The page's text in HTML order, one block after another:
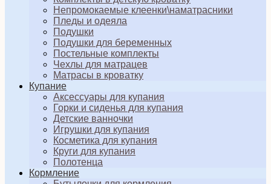
Непромокаемые клеенки\наматрасники
Пледы и одеяла
Подушки
Подушки для беременных
Постельные комплекты
Чехлы для матрацев
Матрасы в кроватку
Купание
Аксессуары для купания
Горки и сиденья для купания
Детские ванночки
Игрушки для купания
Косметика для купания
Круги для купания
Полотенца
Кормление